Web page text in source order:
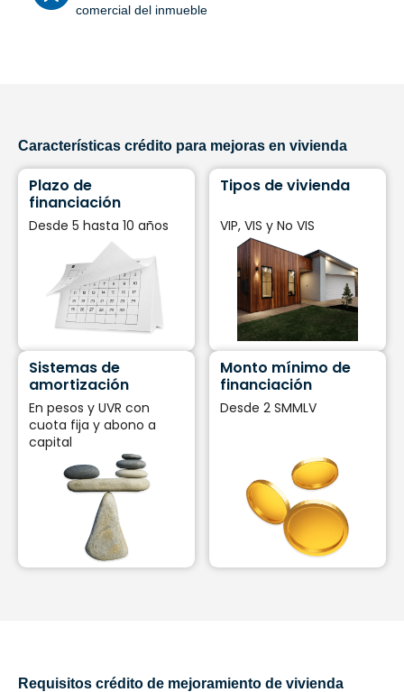
comercial del inmueble
Características crédito para mejoras en vivienda
Plazo de
financiación
Desde 5 hasta 10 años
Tipos de vivienda
VIP, VIS y No VIS
Sistemas de
amortización
En pesos y UVR con
cuota fija y abono a
capital
Monto mínimo de
financiación
Desde 2 SMMLV
Requisitos crédito de mejoramiento de vivienda